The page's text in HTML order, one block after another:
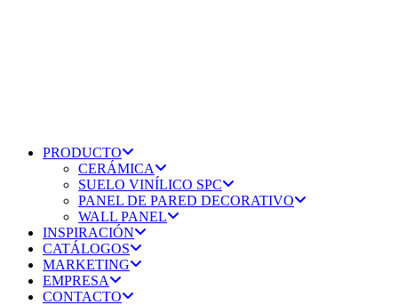
PRODUCTO
CERÁMICA
SUELO VINÍLICO SPC
PANEL DE PARED DECORATIVO
WALL PANEL
INSPIRACIÓN
CATÁLOGOS
MARKETING
EMPRESA
CONTACTO